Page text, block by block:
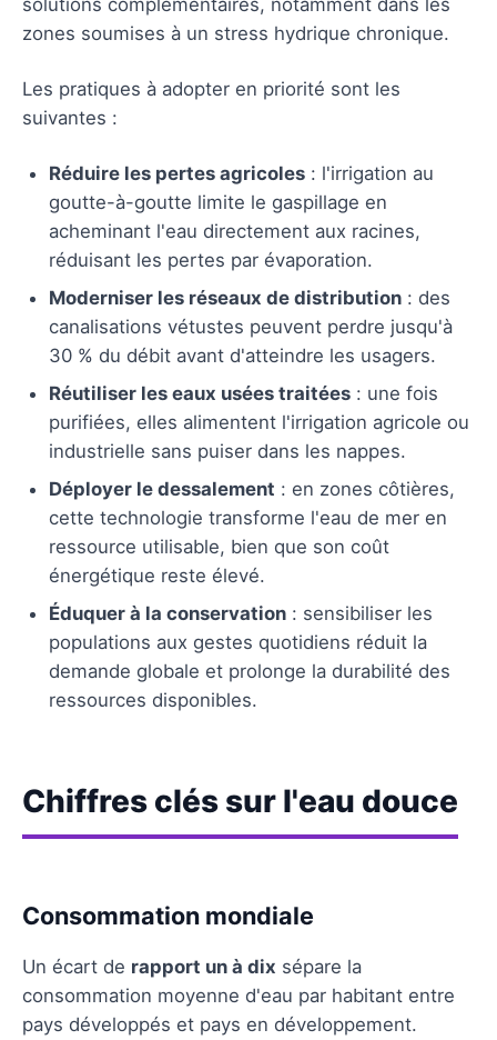
zones soumises à un stress hydrique chronique.
Les pratiques à adopter en priorité sont les
suivantes :
Réduire les pertes agricoles : l'irrigation au
goutte-à-goutte limite le gaspillage en
acheminant l'eau directement aux racines,
réduisant les pertes par évaporation.
Moderniser les réseaux de distribution : des
canalisations vétustes peuvent perdre jusqu'à
30 % du débit avant d'atteindre les usagers.
Réutiliser les eaux usées traitées : une fois
purifiées, elles alimentent l'irrigation agricole ou
industrielle sans puiser dans les nappes.
Déployer le dessalement : en zones côtières,
cette technologie transforme l'eau de mer en
ressource utilisable, bien que son coût
énergétique reste élevé.
Éduquer à la conservation : sensibiliser les
populations aux gestes quotidiens réduit la
demande globale et prolonge la durabilité des
ressources disponibles.
Chiffres clés sur l'eau douce
Consommation mondiale
Un écart de rapport un à dix sépare la
consommation moyenne d'eau par habitant entre
pays développés et pays en développement.